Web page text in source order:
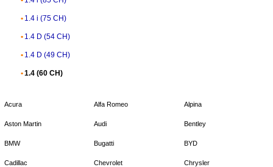
1.4 i (75 CH)
1.4 D (54 CH)
1.4 D (49 CH)
1.4 (60 CH)
Acura Alfa Romeo Alpina
Aston Martin Audi Bentley
BMW Bugatti BYD
Cadillac Chevrolet Chrysler